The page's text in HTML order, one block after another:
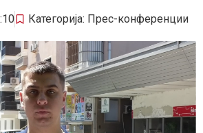
Категорија: Прес-конференции